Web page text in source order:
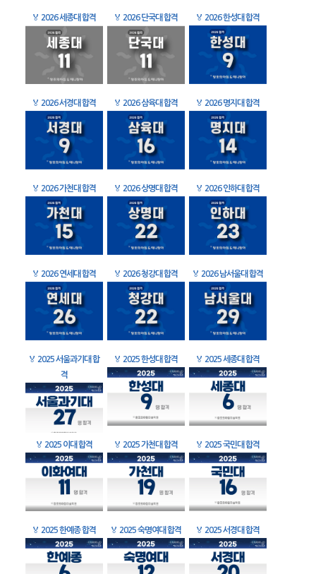
🏅 2026 세종대 합격 🏅 2026 단국대 합격 🏅 2026 한성대 합격
🏅 2026 서경대 합격 🏅 2026 삼육대 합격 🏅 2026 명지대 합격
🏅 2026 가천대 합격 🏅 2026 상명대 합격 🏅 2026 인하대 합격
🏅 2026 연세대 합격 🏅 2026 청강대 합격 🏅 2026 남서울대 합격
🏅 2025 서울과기대 합
격
🏅 2025 한성대 합격 🏅 2025 세종대 합격
🏅 2025 이대 합격 🏅 2025 가천대 합격 🏅 2025 국민대 합격
🏅 2025 한예종 합격 🏅 2025 숙명여대 합격 🏅 2025 서경대 합격